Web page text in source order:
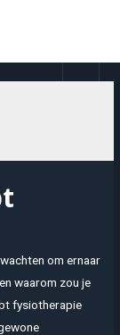
om ernaar
waarom zou je
fysiotherapie